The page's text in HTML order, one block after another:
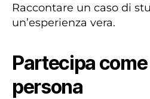
Raccontare un caso di
un’esperienza vera.
Partecipa
persona